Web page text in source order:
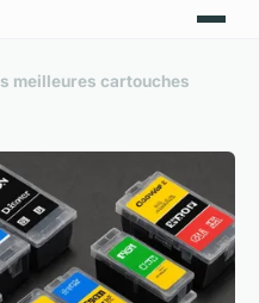
meilleures cartouches